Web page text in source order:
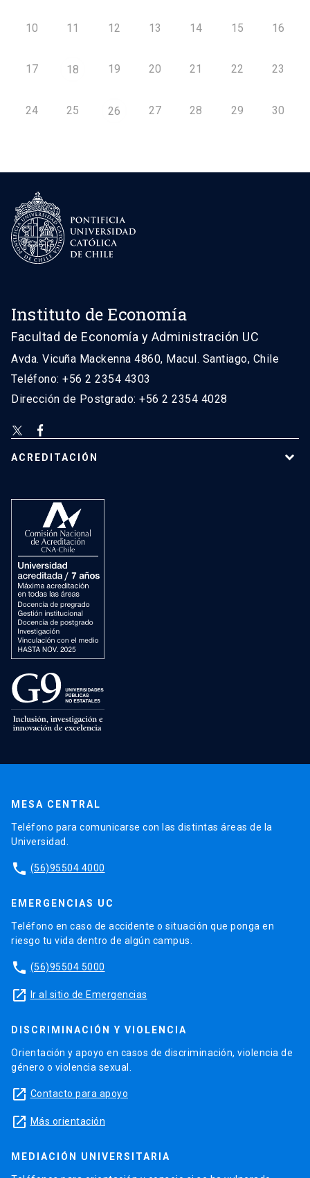
10 11 12 13 14 15 16
17 18 19 20 21 22 23
24 25 26 27 28 29 30
Instituto de Economía
Facultad de Economía y Administración UC
Avda. Vicuña Mackenna 4860, Macul. Santiago, Chile
Teléfono: +56 2 2354 4303
Dirección de Postgrado: +56 2 2354 4028
ACREDITACIÓN
MESA CENTRAL
Teléfono para comunicarse con las distintas áreas de la
Universidad.
phone (56)95504 4000
EMERGENCIAS UC
Teléfono en caso de accidente o situación que ponga en
riesgo tu vida dentro de algún campus.
phone (56)95504 5000
launch Ir al sitio de Emergencias
DISCRIMINACIÓN Y VIOLENCIA
Orientación y apoyo en casos de discriminación, violencia de
género o violencia sexual.
launch Contacto para apoyo
launch Más orientación
MEDIACIÓN UNIVERSITARIA